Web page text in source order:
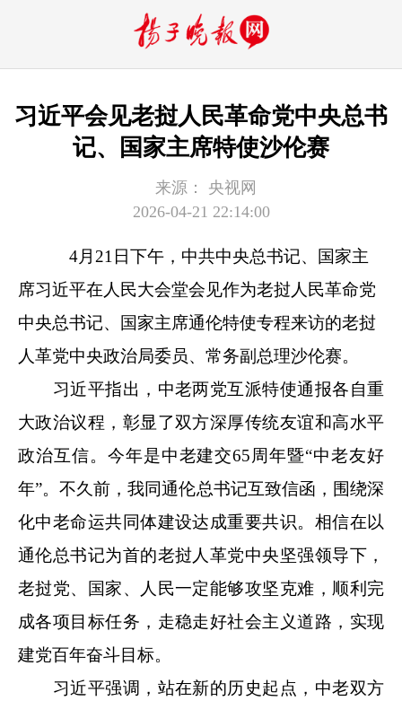
习近平会见老挝人民革命党中央总书
记、国家主席特使沙伦赛
来源：
央视网
2026-04-21 22:14:00
4月21日下午，中共中央总书记、国家主
席习近平在人民大会堂会见作为老挝人民革命党
中央总书记、国家主席通伦特使专程来访的老挝
人革党中央政治局委员、常务副总理沙伦赛。
习近平指出，中老两党互派特使通报各自重
大政治议程，彰显了双方深厚传统友谊和高水平
政治互信。今年是中老建交65周年暨“中老友好
年”。不久前，我同通伦总书记互致信函，围绕深
化中老命运共同体建设达成重要共识。相信在以
通伦总书记为首的老挝人革党中央坚强领导下，
老挝党、国家、人民一定能够攻坚克难，顺利完
成各项目标任务，走稳走好社会主义道路，实现
建党百年奋斗目标。
习近平强调，站在新的历史起点，中老双方